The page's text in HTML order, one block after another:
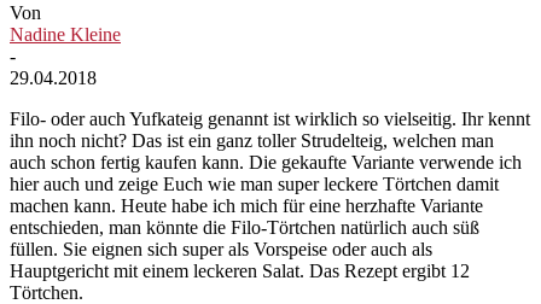
Von
Nadine Kleine
-
29.04.2018
Filo- oder auch Yufkateig genannt ist wirklich so vielseitig. Ihr kennt
ihn noch nicht? Das ist ein ganz toller Strudelteig, welchen man
auch schon fertig kaufen kann. Die gekaufte Variante verwende ich
hier auch und zeige Euch wie man super leckere Törtchen damit
machen kann. Heute habe ich mich für eine herzhafte Variante
entschieden, man könnte die Filo-Törtchen natürlich auch süß
füllen. Sie eignen sich super als Vorspeise oder auch als
Hauptgericht mit einem leckeren Salat. Das Rezept ergibt 12
Törtchen.